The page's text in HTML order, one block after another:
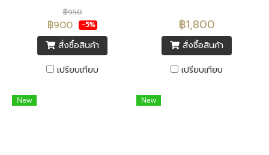
เนียน เปลือกบาง เมล็ดพันธุ์นำ
เข้าจากประเทศญี่ปุ่น F1 ทั้งหมด
พร้อมสติ๊กเกอร์โมมิจิ รูปแบบ
ป้ายห้อย (Tag)
฿950
฿900 -5%
สั่งซื้อสินค้า
เปรียบเทียบ
เข้าจากประเทศญี่ปุ่น F1 ทั้งหมด
฿1,800
สั่งซื้อสินค้า
เปรียบเทียบ
New New